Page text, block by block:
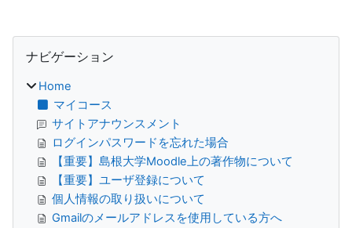
ブロック
ナビゲーション
Home
マイコース
サイトアナウンスメント
ログインパスワードを忘れた場合
【重要】島根大学Moodle上の著作物について
【重要】ユーザ登録について
個人情報の取り扱いについて
Gmailのメールアドレスを使用している方へ